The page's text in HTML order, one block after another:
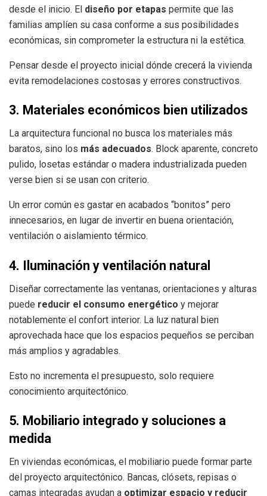
desde el inicio. El diseño por etapas permite que las
familias amplíen su casa conforme a sus posibilidades
económicas, sin comprometer la estructura ni la estética.
Pensar desde el proyecto inicial dónde crecerá la vivienda
evita remodelaciones costosas y errores constructivos.
3. Materiales económicos bien utilizados
La arquitectura funcional no busca los materiales más
baratos, sino los más adecuados. Block aparente, concreto
pulido, losetas estándar o madera industrializada pueden
verse bien si se usan con criterio.
Un error común es gastar en acabados “bonitos” pero
innecesarios, en lugar de invertir en buena orientación,
ventilación o aislamiento térmico.
4. Iluminación y ventilación natural
Diseñar correctamente las ventanas, orientaciones y alturas
puede reducir el consumo energético y mejorar
notablemente el confort interior. La luz natural bien
aprovechada hace que los espacios pequeños se perciban
más amplios y agradables.
Esto no incrementa el presupuesto, solo requiere
conocimiento arquitectónico.
5. Mobiliario integrado y soluciones a
medida
En viviendas económicas, el mobiliario puede formar parte
del proyecto arquitectónico. Bancas, clósets, repisas o
camas integradas ayudan a optimizar espacio y reducir